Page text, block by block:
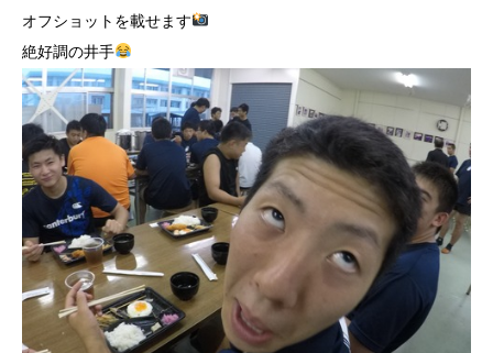
オフショットを載せます
絶好調の井手